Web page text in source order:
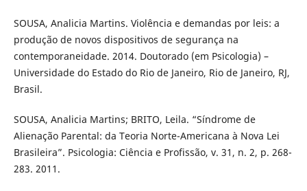
SOUSA, Analicia Martins. Violência e demandas por leis: a
produção de novos dispositivos de segurança na
contemporaneidade. 2014. Doutorado (em Psicologia) –
Universidade do Estado do Rio de Janeiro, Rio de Janeiro, RJ,
Brasil.
SOUSA, Analicia Martins; BRITO, Leila. “Síndrome de
Alienação Parental: da Teoria Norte-Americana à Nova Lei
Brasileira”. Psicologia: Ciência e Profissão, v. 31, n. 2, p. 268-
283. 2011.